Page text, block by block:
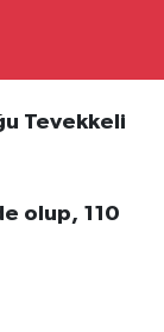
Tevekkeli
olup, 110